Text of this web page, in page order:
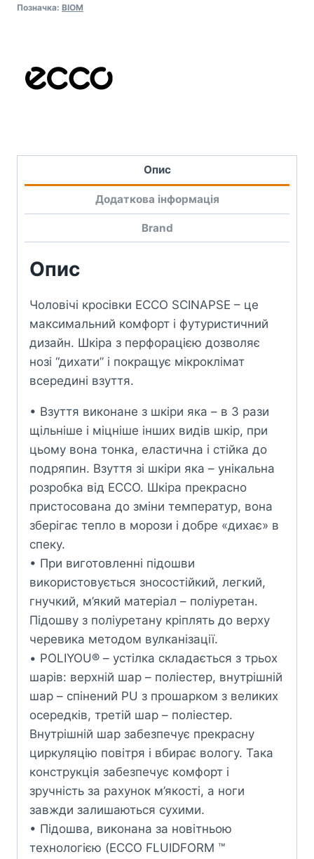
Позначка: BIOM
Опис
Додаткова інформація
Brand
Опис
Чоловічі кросівки ECCO SCINAPSE – це
максимальний комфорт і футуристичний
дизайн. Шкіра з перфорацією дозволяє
нозі “дихати” і покращує мікроклімат
всередині взуття.
• Взуття виконане з шкіри яка – в 3 рази
щільніше і міцніше інших видів шкір, при
цьому вона тонка, еластична і стійка до
подряпин. Взуття зі шкіри яка – унікальна
розробка від ECCO. Шкіра прекрасно
пристосована до зміни температур, вона
зберігає тепло в морози і добре «дихає» в
спеку.
• При виготовленні підошви
використовується зносостійкий, легкий,
гнучкий, м’який матеріал – поліуретан.
Підошву з поліуретану кріплять до верху
черевика методом вулканізації.
• POLIYOU® – устілка складається з трьох
шарів: верхній шар – поліестер, внутрішній
шар – спінений PU з прошарком з великих
осередків, третій шар – поліестер.
Внутрішній шар забезпечує прекрасну
циркуляцію повітря і вбирає вологу. Така
конструкція забезпечує комфорт і
зручність за рахунок м’якості, а ноги
завжди залишаються сухими.
• Підошва, виконана за новітньою
технологією (ECCO FLUIDFORM ™